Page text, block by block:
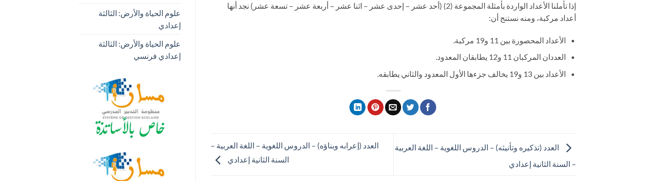
إذا تأملنا الأعداد الواردة بأمثلة المجموعة (2) (أحد عشر – إحدى عشر – اثنا عشر – أربعة عشر – تسعة عشر) نجد أنها
أعداد مركبة، ومنه نستنج أن:
الأعداد المحصورة بين 11 و19 مركبة.
العددان المركبان 11 و12 يطابقان المعدود.
الأعداد بين 13 و19 يخالف جزءها الأول المعدود والثاني يطابقه.
العدد (تذكيره وتأنيثه) – الدروس اللغوية – اللغة العربية
– السنة الثانية إعدادي
العدد (إعرابه وبناؤه) – الدروس اللغوية – اللغة العربية –
السنة الثانية إعدادي
علوم الحياة والأرض: الثالثة
إعدادي
علوم الحياة والأرض: الثالثة
إعدادي فرنسي